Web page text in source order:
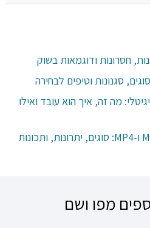
חסרונות ודוגמאות בשוק
סגנונות וטיפים לבחירה
מה זה, איך הוא עובד ואילו
המדריך המלא לבחירת נגן MP3 ו-MP4: סוגים, יתרונות, ותכונות
מפו ושם